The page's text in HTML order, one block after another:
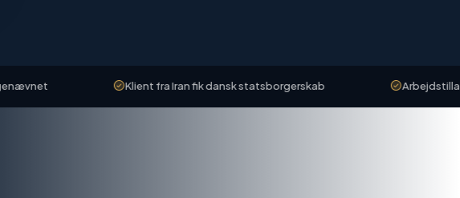
Klient fra Iran fik dansk statsborgerskab Arbejdstilladelse